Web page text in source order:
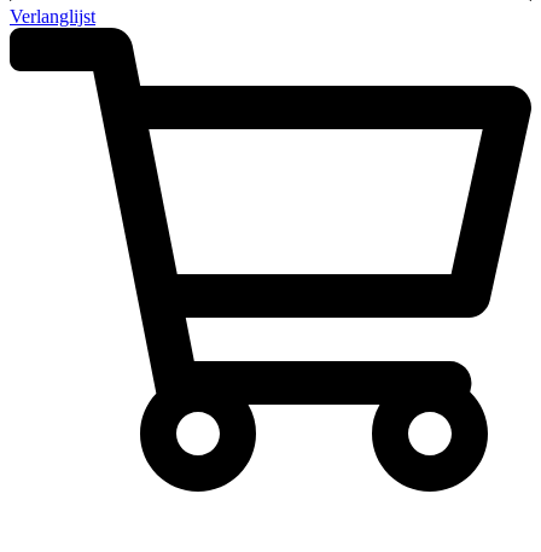
Verlanglijst